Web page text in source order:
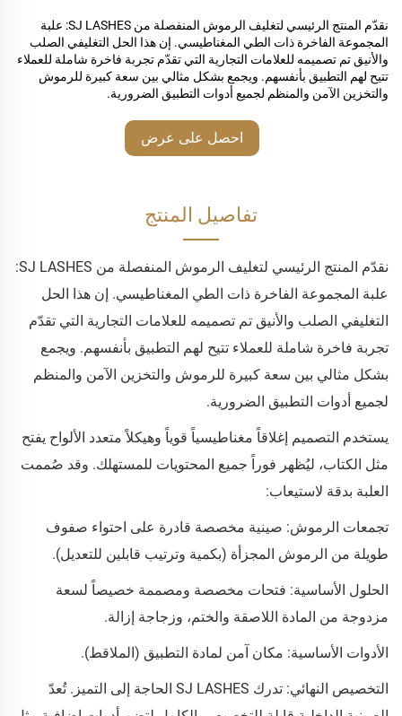
نقدّم المنتج الرئيسي لتغليف الرموش المنفصلة من SJ LASHES: علبة
المجموعة الفاخرة ذات الطي المغناطيسي. إن هذا الحل التغليفي الصلب
والأنيق تم تصميمه للعلامات التجارية التي تقدّم تجربة فاخرة شاملة للعملاء
تتيح لهم التطبيق بأنفسهم. ويجمع بشكل مثالي بين سعة كبيرة للرموش
والتخزين الآمن والمنظم لجميع أدوات التطبيق الضرورية.
احصل على عرض
تفاصيل المنتج
نقدّم المنتج الرئيسي لتغليف الرموش المنفصلة من SJ LASHES:
علبة المجموعة الفاخرة ذات الطي المغناطيسي. إن هذا الحل
التغليفي الصلب والأنيق تم تصميمه للعلامات التجارية التي تقدّم
تجربة فاخرة شاملة للعملاء تتيح لهم التطبيق بأنفسهم. ويجمع
بشكل مثالي بين سعة كبيرة للرموش والتخزين الآمن والمنظم
لجميع أدوات التطبيق الضرورية.
يستخدم التصميم إغلاقاً مغناطيسياً قوياً وهيكلاً متعدد الألواح يفتح
مثل الكتاب، ليُظهر فوراً جميع المحتويات للمستهلك. وقد صُممت
العلبة بدقة لاستيعاب:
تجمعات الرموش: صينية مخصصة قادرة على احتواء صفوف
طويلة من الرموش المجزأة (بكمية وترتيب قابلين للتعديل).
الحلول الأساسية: فتحات مخصصة ومصممة خصيصاً لسعة
مزدوجة من المادة اللاصقة والختم، وزجاجة إزالة.
الأدوات الأساسية: مكان آمن لمادة التطبيق (الملاقط).
التخصيص النهائي: تدرك SJ LASHES الحاجة إلى التميز. تُعدّ